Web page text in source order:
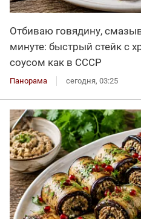
Отбиваю говядину,
минуте: быстрый стейк с
соусом как в СССР
Панорама сегодня, 03:25